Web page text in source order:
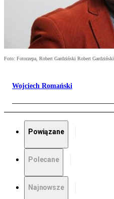
Foto: Fotorzepa, Robert Gardziński Robert Gardziński
Wojciech Romański
Powiązane
Polecane
Najnowsze